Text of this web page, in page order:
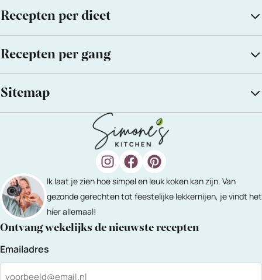
Recepten per dieet
Recepten per gang
Sitemap
Ik laat je zien hoe simpel en leuk koken kan zijn. Van
gezonde gerechten tot feestelijke lekkernijen, je vindt het
hier allemaal!
Ontvang wekelijks de nieuwste recepten
Emailadres